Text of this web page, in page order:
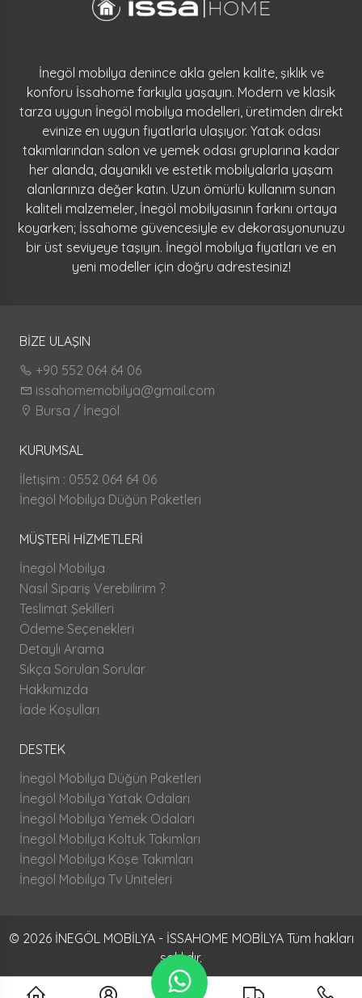
İnegöl mobilya denince akla gelen kalite, şıklık ve
konforu İssahome farkıyla yaşayın. Modern ve klasik
tarza uygun İnegöl mobilya modelleri, üretimden direkt
evinize en uygun fiyatlarla ulaşıyor. Yatak odası
takımlarından salon ve yemek odası gruplarına kadar
her alanda, dayanıklı ve estetik mobilyalarla yaşam
alanlarınıza değer katın. Uzun ömürlü kullanım sunan
kaliteli malzemeler, İnegöl mobilyasının farkını ortaya
koyarken; İssahome güvencesiyle ev dekorasyonunuzu
bir üst seviyeye taşıyın. İnegöl mobilya fiyatları ve en
yeni modeller için doğru adrestesiniz!
BİZE ULAŞIN
+90 552 064 64 06
issahomemobilya@gmail.com
Bursa / İnegöl
KURUMSAL
İletişim : 0552 064 64 06
İnegöl Mobilya Düğün Paketleri
MÜŞTERİ HİZMETLERİ
İnegöl Mobilya
Nasıl Sipariş Verebilirim ?
Teslimat Şekilleri
Ödeme Seçenekleri
Detaylı Arama
Sıkça Sorulan Sorular
Hakkımızda
İade Koşulları
DESTEK
İnegöl Mobilya Düğün Paketleri
İnegöl Mobilya Yatak Odaları
İnegöl Mobilya Yemek Odaları
İnegöl Mobilya Koltuk Takımları
İnegöl Mobilya Köşe Takımları
İnegöl Mobilya Tv Üniteleri
© 2026 İNEGÖL MOBİLYA - İSSAHOME MOBİLYA Tüm hakları
saklıdır.